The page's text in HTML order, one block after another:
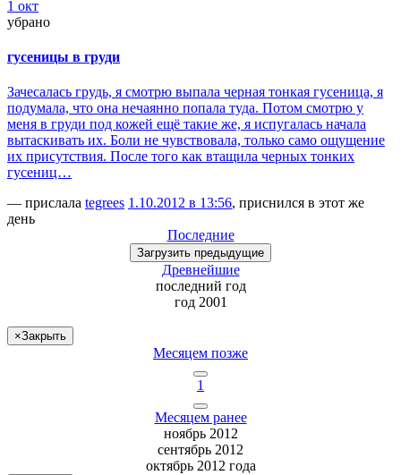
1 окт
убрано
гусеницы в груди
Зачесалась грудь, я смотрю выпала черная тонкая гусеница, я
подумала, что она нечаянно попала туда. Потом смотрю у
меня в груди под кожей ещё такие же, я испугалась начала
вытаскивать их. Боли не чувствовала, только само ощущение
их присутствия. После того как втащила черных тонких
гусениц…
— прислала tegrees 1.10.2012 в 13:56, приснился в этот же
день
Последние
Загрузить предыдущие
Древнейшие
последний год
год 2001
×Закрыть
Месяцем позже
1
Месяцем ранее
ноябрь 2012
сентябрь 2012
октябрь 2012 года